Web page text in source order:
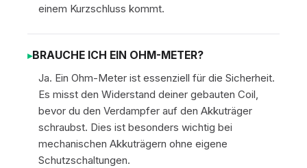
einem Kurzschluss kommt.
BRAUCHE ICH EIN OHM-METER?
Ja. Ein Ohm-Meter ist essenziell für die Sicherheit.
Es misst den Widerstand deiner gebauten Coil,
bevor du den Verdampfer auf den Akkuträger
schraubst. Dies ist besonders wichtig bei
mechanischen Akkuträgern ohne eigene
Schutzschaltungen.